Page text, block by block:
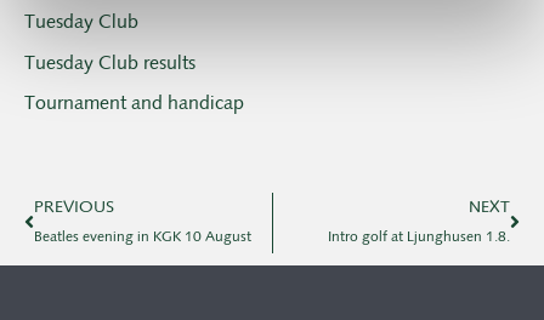
Tuesday Club
Tuesday Club results
Tournament and handicap
PREVIOUS
Beatles evening in KGK 10 August
NEXT
Intro golf at Ljunghusen 1.8.